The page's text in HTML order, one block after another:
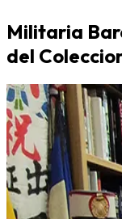
Militaria
del